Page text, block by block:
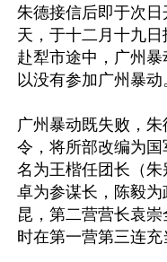
朱德接信后即于次
天，于十二月十九
赴犁市途中，广州
以没有参加广州暴动
广州暴动既失败，
令，将所部改编为
名为王楷任团长（
卓为参谋长，陈毅
昆，第二营营长袁
时在第一营第三连充